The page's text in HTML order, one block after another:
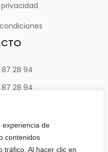
experiencia de
contenidos
tráfico. Al hacer clic en
28 94
28 94
46800 (Xàtiva) Valencia